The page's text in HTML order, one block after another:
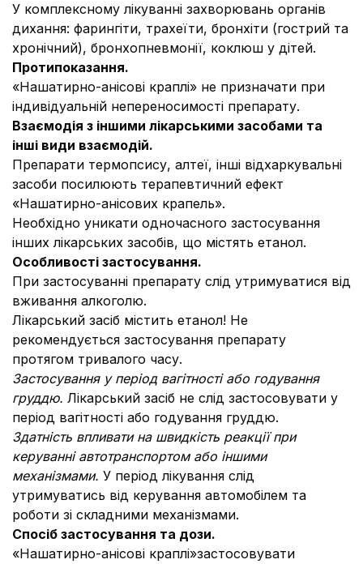
У комплексному лікуванні захворювань органів
дихання: фарингіти, трахеїти, бронхіти (гострий та
хронічний), бронхопневмонії, коклюш у дітей.
Протипоказання.
«Нашатирно-анісові краплі» не призначати при
індивідуальній непереносимості препарату.
Взаємодія з іншими лікарськими засобами та
інші види взаємодій.
Препарати термопсису, алтеї, інші відхаркувальні
засоби посилюють терапевтичний ефект
«Нашатирно-анісових крапель».
Необхідно уникати одночасного застосування
інших лікарських засобів, що містять етанол.
Особливості застосування.
При застосуванні препарату слід утримуватися від
вживання алкоголю.
Лікарський засіб містить етанол! Не
рекомендується застосування препарату
протягом тривалого часу.
Застосування у період вагітності або годування
груддю. Лікарський засіб не слід застосовувати у
період вагітності або годування груддю.
Здатність впливати на швидкість реакції при
керуванні автотранспортом або іншими
механізмами. У період лікування слід
утримуватись від керування автомобілем та
роботи зі складними механізмами.
Спосіб застосування та дози.
«Нашатирно-анісові краплі»застосовувати